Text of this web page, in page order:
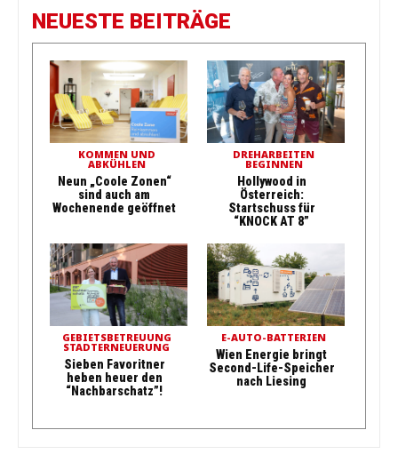
NEUESTE BEITRÄGE
KOMMEN UND
ABKÜHLEN
Neun „Coole Zonen“
sind auch am
Wochenende geöffnet
DREHARBEITEN
BEGINNEN
Hollywood in
Österreich:
Startschuss für
“KNOCK AT 8”
GEBIETSBETREUUNG
STADTERNEUERUNG
Sieben Favoritner
heben heuer den
“Nachbarschatz”!
E-AUTO-BATTERIEN
Wien Energie bringt
Second-Life-Speicher
nach Liesing